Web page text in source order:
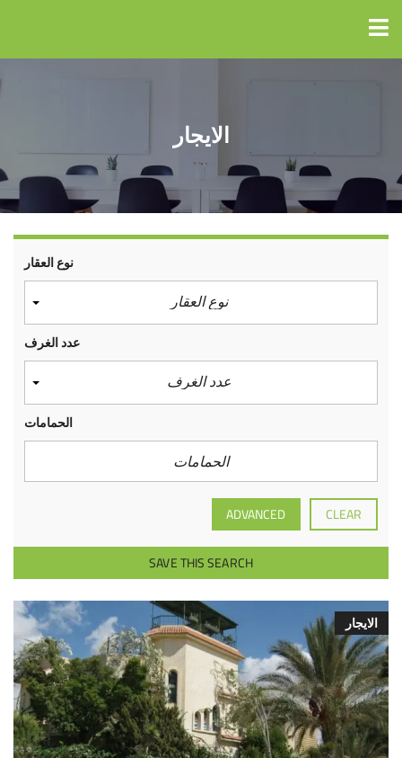
الايجار
نوع العقار
نوع العقار
عدد الغرف
عدد الغرف
الحمامات
CLEAR
ADVANCED
SAVE THIS SEARCH
الايجار